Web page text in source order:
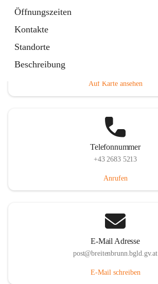
Öffnungszeiten
Kontakte
Standorte
Beschreibung
Auf Karte ansehen
Telefonnummer
+43 2683 5213
Anrufen
E-Mail Adresse
post@breitenbrunn.bgld.gv.at
E-Mail schreiben